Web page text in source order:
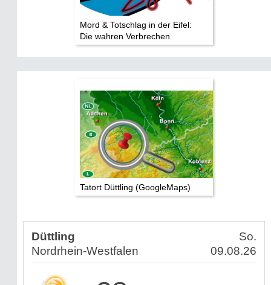
Mord & Totschlag in der Eifel:
Die wahren Verbrechen
Tatort Düttling (GoogleMaps)